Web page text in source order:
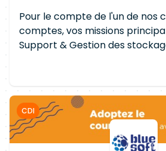
Pour le compte de l'un de nos
comptes, vos missions
Support & Gestion des
Administration / supervision /
des processus opérationnels -
communication avec les
propositions d'architectures -
Gestion des projets Vos
CDI